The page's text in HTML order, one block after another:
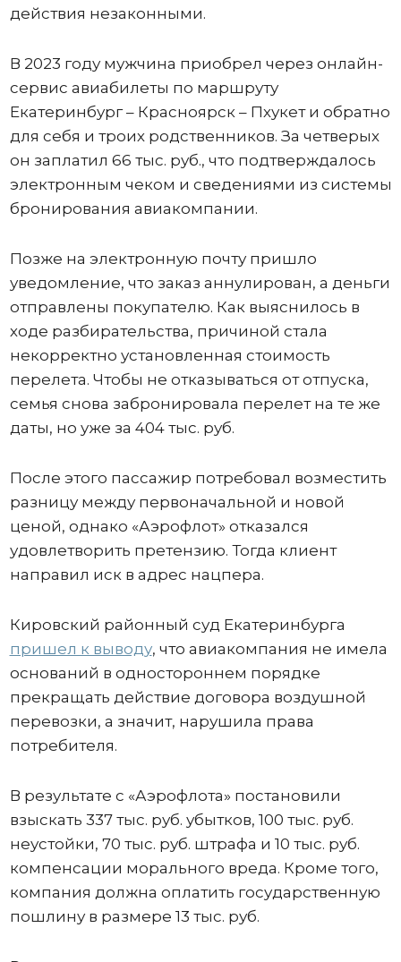
действия незаконными.
В 2023 году мужчина приобрел через онлайн-
сервис авиабилеты по маршруту
Екатеринбург – Красноярск – Пхукет и обратно
для себя и троих родственников. За четверых
он заплатил 66 тыс. руб., что подтверждалось
электронным чеком и сведениями из системы
бронирования авиакомпании.
Позже на электронную почту пришло
уведомление, что заказ аннулирован, а деньги
отправлены покупателю. Как выяснилось в
ходе разбирательства, причиной стала
некорректно установленная стоимость
перелета. Чтобы не отказываться от отпуска,
семья снова забронировала перелет на те же
даты, но уже за 404 тыс. руб.
После этого пассажир потребовал возместить
разницу между первоначальной и новой
ценой, однако «Аэрофлот» отказался
удовлетворить претензию. Тогда клиент
направил иск в адрес нацпера.
Кировский районный суд Екатеринбурга
пришел к выводу, что авиакомпания не имела
оснований в одностороннем порядке
прекращать действие договора воздушной
перевозки, а значит, нарушила права
потребителя.
В результате с «Аэрофлота» постановили
взыскать 337 тыс. руб. убытков, 100 тыс. руб.
неустойки, 70 тыс. руб. штрафа и 10 тыс. руб.
компенсации морального вреда. Кроме того,
компания должна оплатить государственную
пошлину в размере 13 тыс. руб.